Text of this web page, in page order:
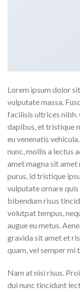
Lorem ipsum dolor
vulputate massa.
facilisis ultrices
dapibus, et tristique
eu venenatis
nunc, mollis a lectus
amet magna sit
purus, id tristique
vulputate ornare quis
bibendum risus
volutpat tempus,
augue eu metus.
gravida sit amet et
quam, vel semper mi
Nam at nisi risus.
dui nunc tincidunt